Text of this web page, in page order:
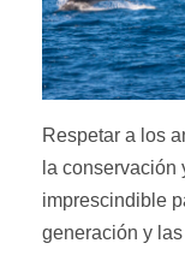
Respetar a los
la conservación
imprescindible
generación y